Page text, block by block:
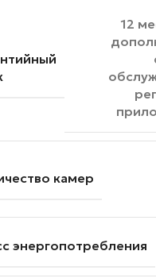
12
камер
энергопотребления